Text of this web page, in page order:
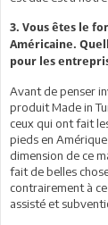
3. Vous êtes le
Américaine.
pour les
Avant de penser
produit Made in
ceux qui ont fait
pieds en
dimension de ce
fait de belles
contrairement à
assisté et